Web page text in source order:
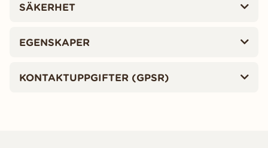
SÄKERHET
EGENSKAPER
KONTAKTUPPGIFTER (GPSR)